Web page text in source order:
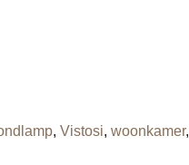
, Vistosi, woonkamer,